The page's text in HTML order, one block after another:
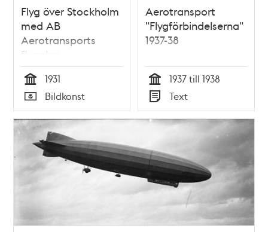
Flyg över Stockholm
med AB
Aerotransports
flygplan
Tid
1931
Typ
Bildkonst
Aerotransport
"Flygförbindelserna"
1937-38
Tid
1937 till 1938
Typ
Text